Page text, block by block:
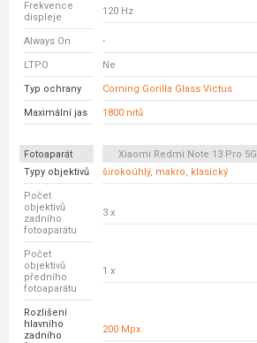
Frekvence
displeje
120 Hz
Always On -
LTPO Ne
Typ ochrany Corning Gorilla Glass Victus
Maximální jas 1800 nitů
Fotoaparát Xiaomi Redmi Note 13 Pro 5G
Typy objektivů
širokoúhlý, makro, klasický
Počet
objektivů
zadního
fotoaparátu
3 x
Počet
objektivů
předního
fotoaparátu
1 x
Rozlišení
hlavního
zadního
200 Mpx